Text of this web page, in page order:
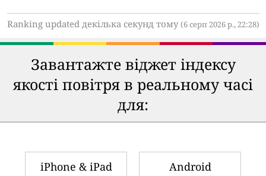
Ranking updated декілька секунд тому(6 серп 2026 р., 22:28)
Завантажте віджет індексу
якості повітря в реальному часі
для:
iPhone & iPad Android